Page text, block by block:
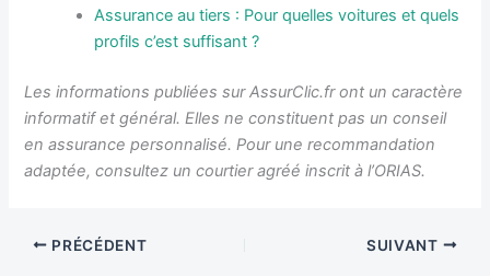
Assurance au tiers : Pour quelles voitures et quels
profils c’est suffisant ?
Les informations publiées sur AssurClic.fr ont un caractère
informatif et général. Elles ne constituent pas un conseil
en assurance personnalisé. Pour une recommandation
adaptée, consultez un courtier agréé inscrit à l’ORIAS.
PRÉCÉDENT SUIVANT